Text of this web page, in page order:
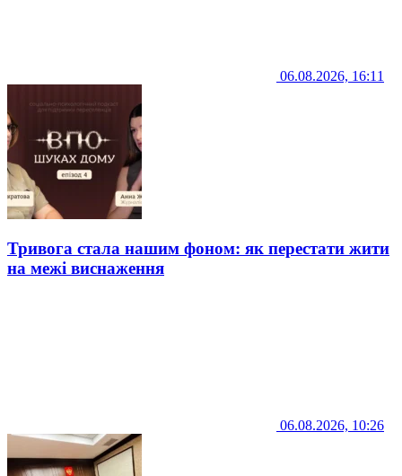
06.08.2026, 16:11
Тривога стала нашим фоном: як перестати жити
на межі виснаження
06.08.2026, 10:26